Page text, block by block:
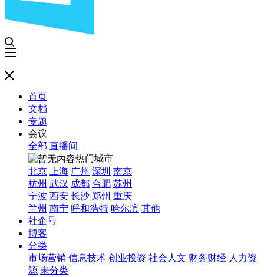
首页
文档
专题
会议
全部 直播间
热门城市
北京
上海 广州 深圳 南京
杭州 武汉 成都 合肥 苏州
宁波 西安 长沙 郑州 重庆
兰州 南宁 呼和浩特 哈尔滨 其他
社企号
博客
分类
市场营销 信息技术 创业投资 社会人文 财务财经 人力资
源 未分类